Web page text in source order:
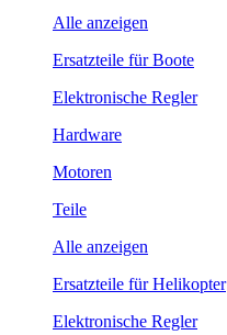
Alle anzeigen
Ersatzteile für Boote
Elektronische Regler
Hardware
Motoren
Teile
Alle anzeigen
Ersatzteile für Helikopter
Elektronische Regler